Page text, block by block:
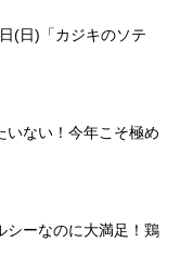
(日)「カジキのソテ
いない！今年こそ極め
シーなのに大満足！鶏